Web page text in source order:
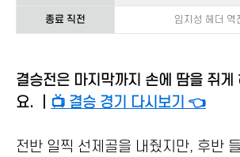
종료 직전 임지성 헤더 역
결승전은 마지막까지 손에 땀을 쥐게
요. ｜ 📺 결승 경기 다시보기 👈
전반 일찍 선제골을 내줬지만, 후반